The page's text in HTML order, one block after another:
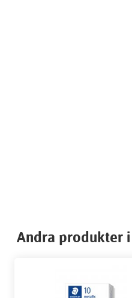
Andra produkter